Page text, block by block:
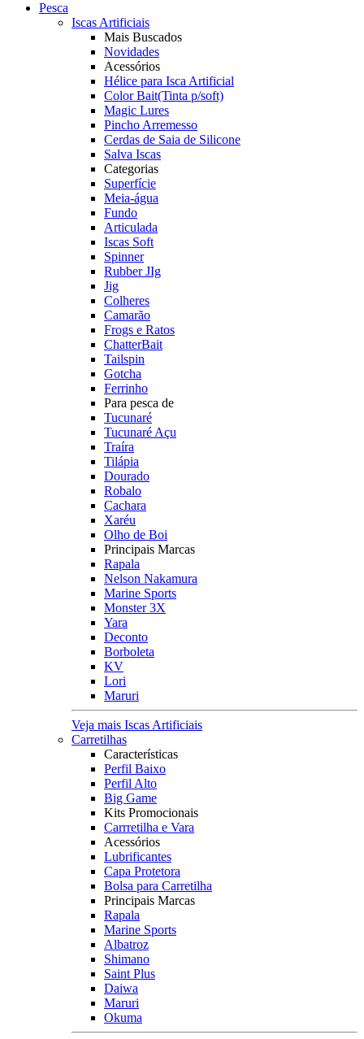
Pesca
Iscas Artificiais
Mais Buscados
Novidades
Acessórios
Hélice para Isca Artificial
Color Bait(Tinta p/soft)
Magic Lures
Pincho Arremesso
Cerdas de Saia de Silicone
Salva Iscas
Categorias
Superfície
Meia-água
Fundo
Articulada
Iscas Soft
Spinner
Rubber JIg
Jig
Colheres
Camarão
Frogs e Ratos
ChatterBait
Tailspin
Gotcha
Ferrinho
Para pesca de
Tucunaré
Tucunaré Açu
Traíra
Tilápia
Dourado
Robalo
Cachara
Xaréu
Olho de Boi
Principais Marcas
Rapala
Nelson Nakamura
Marine Sports
Monster 3X
Yara
Deconto
Borboleta
KV
Lori
Maruri
Veja mais Iscas Artificiais
Carretilhas
Características
Perfil Baixo
Perfil Alto
Big Game
Kits Promocionais
Carrretilha e Vara
Acessórios
Lubrificantes
Capa Protetora
Bolsa para Carretilha
Principais Marcas
Rapala
Marine Sports
Albatroz
Shimano
Saint Plus
Daiwa
Maruri
Okuma